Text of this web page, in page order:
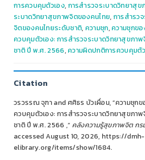
การควบคุมตัวเอง,การสำรวจระบาดวิทยาสุ
ระบาดวิทยาสุขภาพจิตของคนไทย,การสำรว
จิตของคนไทยระดับชาติ, ความชุก,ความชุกข
ควบคุมตัวเอง: การสำรวจระบาดวิทยาสุขภา
ชาติ ปี พ.ศ. 2566,ความผิดปกติการควบคุมตั
Citation
วรวรรณ จุฑา and ศศิธร บัวเผื่อน, “ความชุก
ควบคุมตัวเอง: การสำรวจระบาดวิทยาสุขภา
ชาติ ปี พ.ศ. 2566 ,” คลังความรู้สุขภาพจิต ก
accessed August 10, 2026, https://dmh-
elibrary.org/items/show/1684.